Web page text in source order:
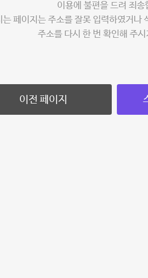
이용에 불편을 드려 죄송
는 페이지는 주소를 잘못 입력하였거나
주소를 다시 한 번 확인해 주
이전 페이지